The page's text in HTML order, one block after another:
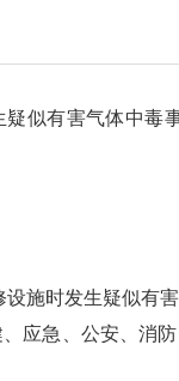
似有害气体中毒
设施时发生疑似有
应急、公安、消